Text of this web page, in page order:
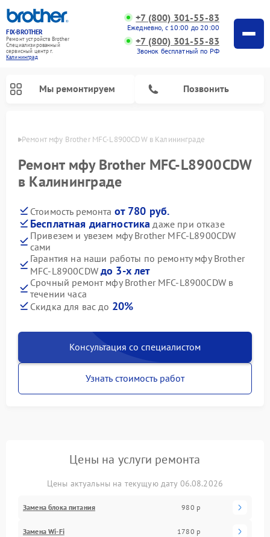
FIX-BROTHER
Ремонт устройств Brother
Специализированный
cервисный центр г.
Калининград
+7 (800) 301-55-83
Ежедневно, с 10:00 до 20:00
+7 (800) 301-55-83
Звонок бесплатный по РФ
Мы ремонтируем Позвонить
Ремонт мфу Brother MFC-L8900CDW в Калининграде
Ремонт мфу Brother MFC-L8900CDW
в Калининграде
Стоимость ремонта от 780 руб.
Бесплатная диагностика даже при отказе
Привезем и увезем мфу Brother MFC-L8900CDW
сами
Гарантия на наши работы по ремонту мфу Brother
MFC-L8900CDW до 3-х лет
Срочный ремонт мфу Brother MFC-L8900CDW в
течении часа
Скидка для вас до 20%
Консультация со специалистом
Узнать стоимость работ
Цены на услуги ремонта
Цены актуальны на текущую дату 06.08.2026
Замена блока питания 980 р
Замена Wi-Fi 1780 р